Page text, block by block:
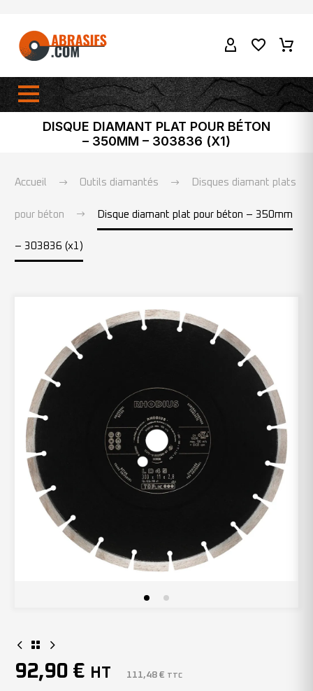
DISQUE DIAMANT PLAT POUR BÉTON
– 350MM – 303836 (X1)
Accueil Outils diamantés Disques diamant plats
pour béton Disque diamant plat pour béton – 350mm
– 303836 (x1)
92,90 € HT 111,48 € TTC